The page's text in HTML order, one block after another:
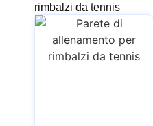
rimbalzi da tennis